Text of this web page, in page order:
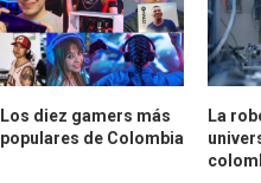
Los diez gamers más
populares de Colombia
La